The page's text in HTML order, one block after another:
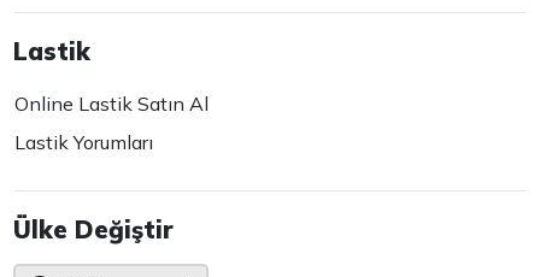
Lastik
Online Lastik Satın Al
Lastik Yorumları
Ülke Değiştir